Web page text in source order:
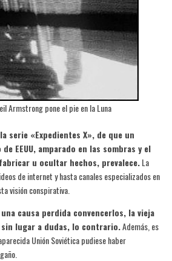
Armstrong pone el pie en la Luna
serie «Expedientes X», de que un
EEUU, amparado en las sombras y el
u ocultar hechos, prevalece.La
de internet y hasta canales especializados en
visión conspirativa.
causa perdida convencerlos, la vieja
sin lugar a dudas, lo contrario.Además, es
Unión Soviética pudiese haber